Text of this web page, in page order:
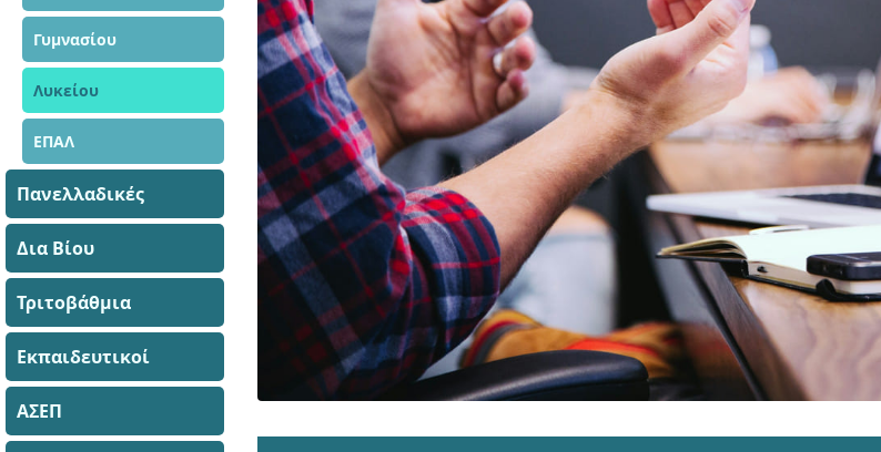
Γυμνασίου
Λυκείου
ΕΠΑΛ
Πανελλαδικές
Δια Βίου
Τριτοβάθμια
Εκπαιδευτικοί
ΑΣΕΠ